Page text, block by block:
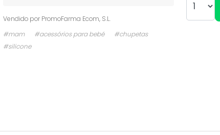
Vendido por PromoFarma Ecom, S.L.
#mam
#acessórios para bebé
#chupetas
#silicone